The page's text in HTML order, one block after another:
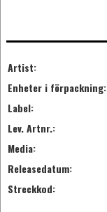
Artist:
Enheter i förpackning:
Label:
Lev. Artnr.:
Media:
Releasedatum:
Streckkod: